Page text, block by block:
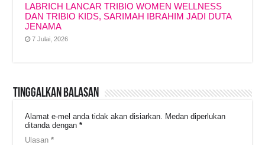
LABRICH LANCAR TRIBIO WOMEN WELLNESS
DAN TRIBIO KIDS, SARIMAH IBRAHIM JADI DUTA
JENAMA
7 Julai, 2026
Tinggalkan Balasan
Alamat e-mel anda tidak akan disiarkan.
Medan diperlukan
ditanda dengan*
Ulasan*